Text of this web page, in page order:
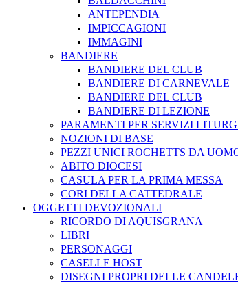
ANTEPENDIA
IMPICCAGIONI
IMMAGINI
BANDIERE
BANDIERE DEL CLUB
BANDIERE DI CARNEVALE
BANDIERE DEL CLUB
BANDIERE DI LEZIONE
PARAMENTI PER SERVIZI
NOZIONI DI BASE
PEZZI UNICI ROCHETTS DA
ABITO DIOCESI
CASULA PER LA PRIMA MESSA
CORI DELLA CATTEDRALE
OGGETTI DEVOZIONALI
RICORDO DI AQUISGRANA
LIBRI
PERSONAGGI
CASELLE HOST
DISEGNI PROPRI DELLE